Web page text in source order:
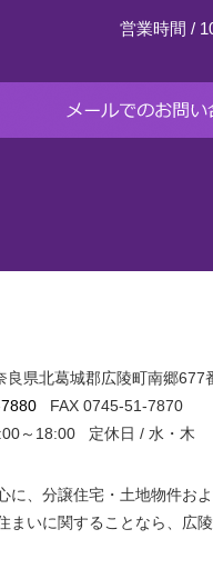
営業時間 /
良県北葛城郡広陵町南郷677
FAX 0745-51-7870
～18:00 定休日 / 水・木
に、分譲住宅・土地物件お
まいに関することなら、広